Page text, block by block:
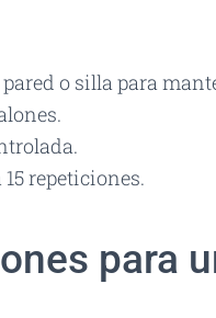
pared o silla para
15 repeticiones.
para